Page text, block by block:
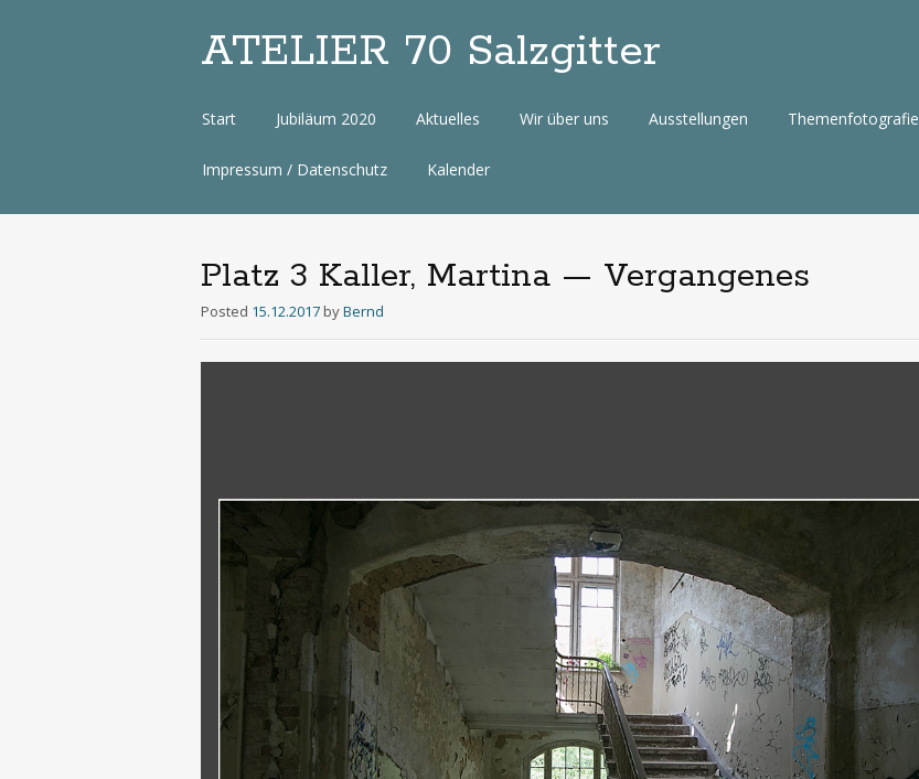
ATELIER 70 Salzgitter
Zum
Start Jubiläum 2020 Aktuelles Wir über uns Ausstellungen Themenfotografie
Impressum / Datenschutz Kalender
Platz 3 Kaller, Martina — Vergangenes
Posted 15.12.2017 byBernd